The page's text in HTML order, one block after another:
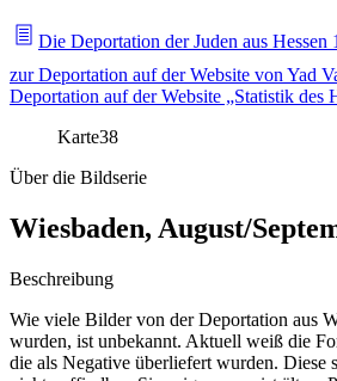
Die Deportation der Juden aus Hessen
zur Deportation auf der Website von Yad
Deportation auf der Website „Statistik des
Karte38
Über die Bildserie
Wiesbaden, August/
Beschreibung
Wie viele Bilder von der Deportation aus
wurden, ist unbekannt. Aktuell weiß die
die als Negative überliefert wurden. Diese